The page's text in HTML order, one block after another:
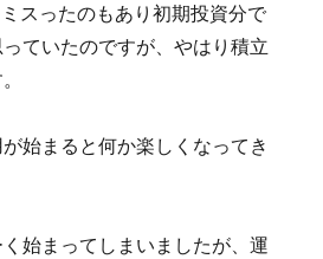
スったのもあり初期投資分で
ていたのですが、やはり積立
始まると何か楽しくなってき
始まってしまいましたが、運